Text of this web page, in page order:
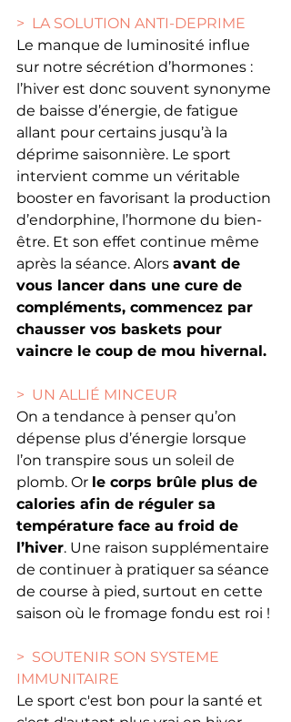
>  LA SOLUTION ANTI-DEPRIME
Le manque de luminosité influe
sur notre sécrétion d’hormones :
l’hiver est donc souvent synonyme
de baisse d’énergie, de fatigue
allant pour certains jusqu’à la
déprime saisonnière. Le sport
intervient comme un véritable
booster en favorisant la production
d’endorphine, l’hormone du bien-
être. Et son effet continue même
après la séance. Alors avant de
vous lancer dans une cure de
compléments, commencez par
chausser vos baskets pour
vaincre le coup de mou hivernal.
>  UN ALLIÉ MINCEUR
On a tendance à penser qu’on
dépense plus d’énergie lorsque
l’on transpire sous un soleil de
plomb. Or le corps brûle plus de
calories afin de réguler sa
température face au froid de
l’hiver. Une raison supplémentaire
de continuer à pratiquer sa séance
de course à pied, surtout en cette
saison où le fromage fondu est roi !
>  SOUTENIR SON SYSTEME
IMMUNITAIRE
Le sport c'est bon pour la santé et